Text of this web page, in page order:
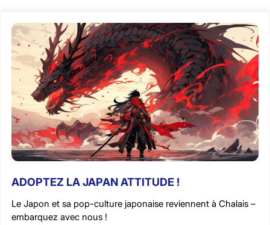
ADOPTEZ LA JAPAN ATTITUDE !
Le Japon et sa pop-culture japonaise reviennent à Chalais –
embarquez avec nous !